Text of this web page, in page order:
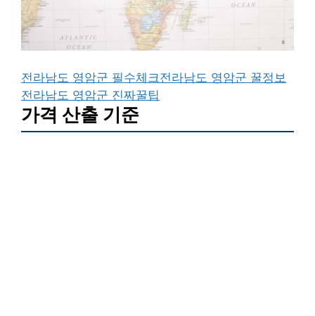
전라남도 영암군 필수체크전라남도 영암군 꿀정보
전라남도 영암군 진짜꿀팁
가격 산출 기준